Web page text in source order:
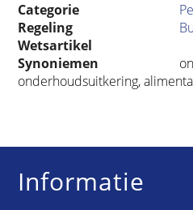
Categorie
Regeling
Wetsartikel
Synoniemen
onderhoudsuitkering,
Informatie